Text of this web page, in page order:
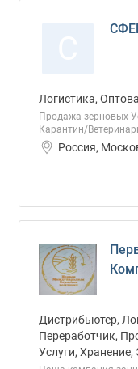
Логистика,
Продажа зерновых
Карантин/
Россия,
Дистрибьютер,
Переработчик,
Услуги, Хранение,